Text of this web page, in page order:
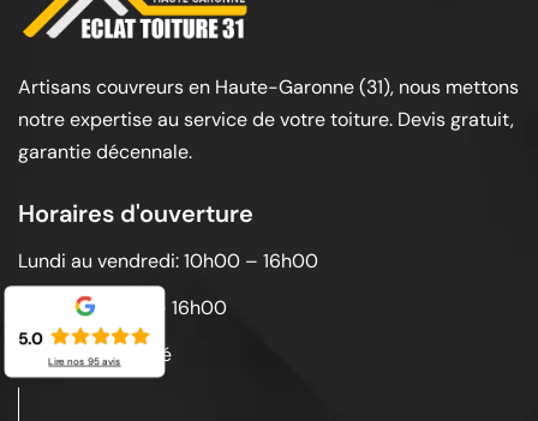
Artisans couvreurs en Haute-Garonne (31), nous mettons
notre expertise au service de votre toiture. Devis gratuit,
garantie décennale.
Horaires d'ouverture
Lundi au vendredi: 10h00 – 16h00
Samedi: 10h00 – 16h00
Dimanche: Fermé
5.0
Lire nos 95avis